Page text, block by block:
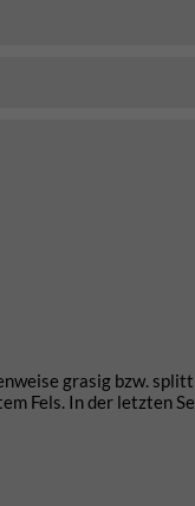
grasig bzw.
Fels. In der letzten